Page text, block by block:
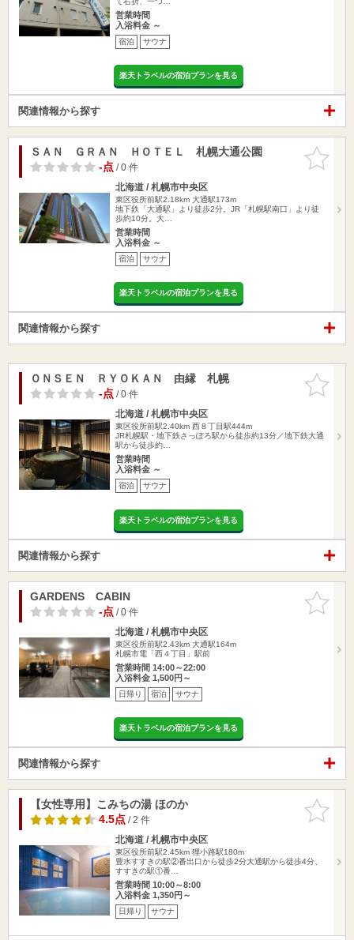
営業時間
入浴料金 ～
宿泊 サウナ
楽天トラベルの宿泊プランを見る
関連情報から探す
お気に入
りに追加
ＳＡＮ ＧＲＡＮ ＨＯＴＥＬ 札幌大通公園
-点/ 0 件
北海道 / 札幌市中央区
東区役所前駅2.18km 大通駅173m
地下鉄「大通駅」より徒歩2分。JR「札幌駅南口」より徒
歩約10分。大…
営業時間
入浴料金 ～
宿泊 サウナ
楽天トラベルの宿泊プランを見る
関連情報から探す
お気に入
りに追加
ＯＮＳＥＮ ＲＹＯＫＡＮ 由縁 札幌
-点/ 0 件
北海道 / 札幌市中央区
東区役所前駅2.40km 西８丁目駅444m
JR札幌駅・地下鉄さっぽろ駅から徒歩約13分／地下鉄大通
駅から徒歩約…
営業時間
入浴料金 ～
宿泊 サウナ
楽天トラベルの宿泊プランを見る
関連情報から探す
お気に入
りに追加
GARDENS CABIN
-点/ 0 件
北海道 / 札幌市中央区
東区役所前駅2.43km 大通駅164m
札幌市電「西４丁目」駅前
営業時間 14:00～22:00
入浴料金 1,500円～
日帰り 宿泊 サウナ
楽天トラベルの宿泊プランを見る
関連情報から探す
お気に入
りに追加
【女性専用】こみちの湯 ほのか
4.5点/ 2 件
北海道 / 札幌市中央区
東区役所前駅2.45km 狸小路駅180m
豊水すすきの駅②番出口から徒歩2分大通駅から徒歩4分、
すすきの駅①番…
営業時間 10:00～8:00
入浴料金 1,350円～
日帰り サウナ